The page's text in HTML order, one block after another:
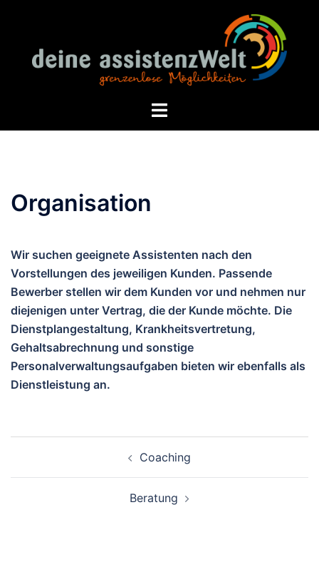
springen
Menü
Organisation
Wir suchen geeignete Assistenten nach den
Vorstellungen des jeweiligen Kunden. Passende
Bewerber stellen wir dem Kunden vor und nehmen nur
diejenigen unter Vertrag, die der Kunde möchte. Die
Dienstplangestaltung, Krankheitsvertretung,
Gehaltsabrechnung und sonstige
Personalverwaltungsaufgaben bieten wir ebenfalls als
Dienstleistung an.
Coaching
Beratung